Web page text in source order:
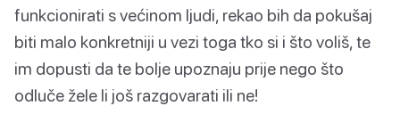
funkcionirati s većinom ljudi, rekao bih da pokušaj
biti malo konkretniji u vezi toga tko si i što voliš, te
im dopusti da te bolje upoznaju prije nego što
odluče žele li još razgovarati ili ne!